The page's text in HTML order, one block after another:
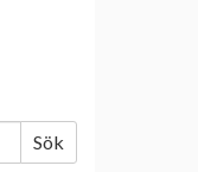
Sök